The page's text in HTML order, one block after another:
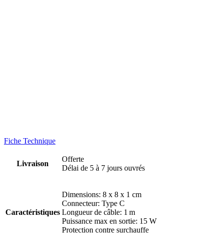
Fiche Technique
Livraison
Offerte
Délai de 5 à 7 jours ouvrés
Caractéristiques
Dimensions: 8 x 8 x 1 cm
Connecteur: Type C
Longueur de câble: 1 m
Puissance max en sortie: 15 W
Protection contre surchauffe